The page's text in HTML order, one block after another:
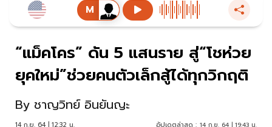
“แม็คโคร” ดัน 5 แสนราย สู่“โชห่วย
ยุคใหม่”ช่วยคนตัวเล็กสู้ได้ทุกวิกฤติ
By ชาญวิทย์ อินยันญะ
14 ก.ย. 64 | 12:32 น. อัปเดตล่าสุด : 14 ก.ย. 64 | 19:43 น.